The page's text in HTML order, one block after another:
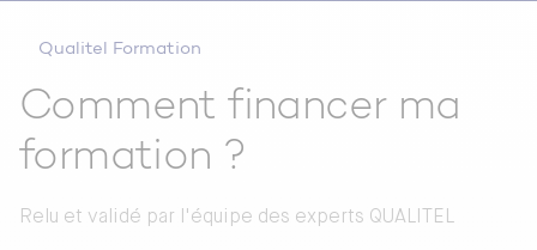
Qualitel Formation
Comment financer ma
formation ?
Relu et validé par l'équipe des experts QUALITEL